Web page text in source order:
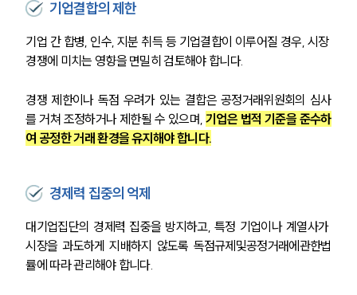
기업결합의 제한
기업 간 합병, 인수, 지분 취득 등 기업결합이 이루어질 경우, 시장
경쟁에 미치는 영향을 면밀히 검토해야 합니다.
경쟁 제한이나 독점 우려가 있는 결합은 공정거래위원회의 심사
를 거쳐 조정하거나 제한될 수 있으며, 기업은 법적 기준을 준수하
여 공정한 거래 환경을 유지해야 합니다.
경제력 집중의 억제
대기업집단의 경제력 집중을 방지하고, 특정 기업이나 계열사가
시장을 과도하게 지배하지 않도록 독점규제및공정거래에관한법
률에 따라 관리해야 합니다.